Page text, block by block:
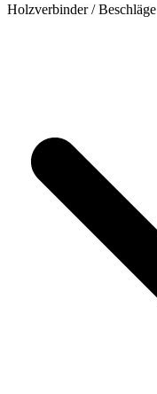
Holzverbinder / Beschläge